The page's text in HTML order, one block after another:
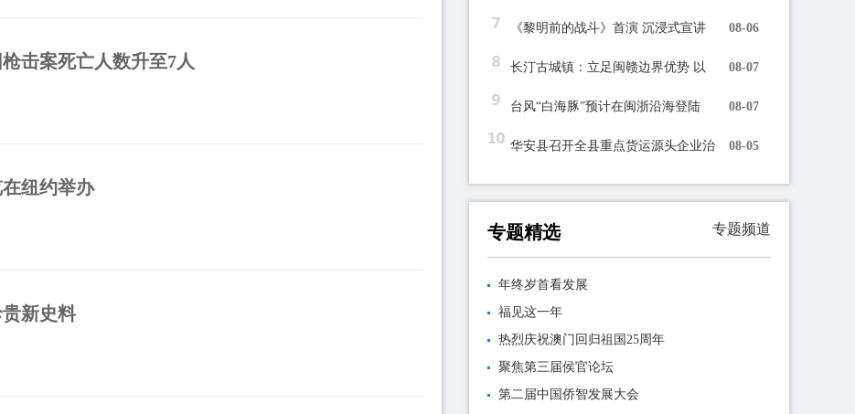
击案死亡人数升至7人
纽约举办
新史料
《黎明前的战斗》首演 沉浸式宣讲 08-06
长汀古城镇：立足闽赣边界优势 以 08-07
台风“白海豚”预计在闽浙沿海登陆 08-07
华安县召开全县重点货运源头企业治 08-05
专题精选 专题频道
年终岁首看发展
福见这一年
热烈庆祝澳门回归祖国25周年
聚焦第三届侯官论坛
第二届中国侨智发展大会